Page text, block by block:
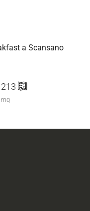
a Scansano
213
mq